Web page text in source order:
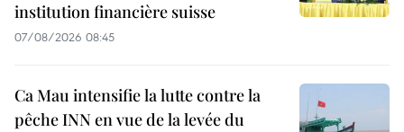
institution financière suisse
07/08/2026 08:45
Ca Mau intensifie la lutte contre la
pêche INN en vue de la levée du